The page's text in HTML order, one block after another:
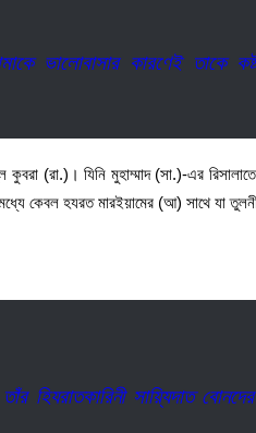
ভালোবাসার কারণেই তাকে
কুবরা (রা.)। যিনি মুহাম্মাদ (সা.)-এর
কেবল হযরত মারইয়ামের (আ) সাথে যা
হিযরাতকারিনী সায়্যিদাত